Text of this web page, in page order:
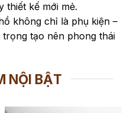
thiết kế mới mẻ.
không chỉ là phụ kiện –
tạo nên phong thái
NỘI BẬT